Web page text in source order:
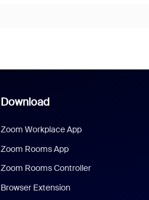
Download
Zoom Workplace App
Zoom Rooms App
Zoom Rooms Controller
Browser Extension